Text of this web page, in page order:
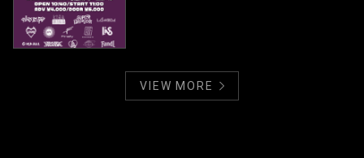
VIEW MORE